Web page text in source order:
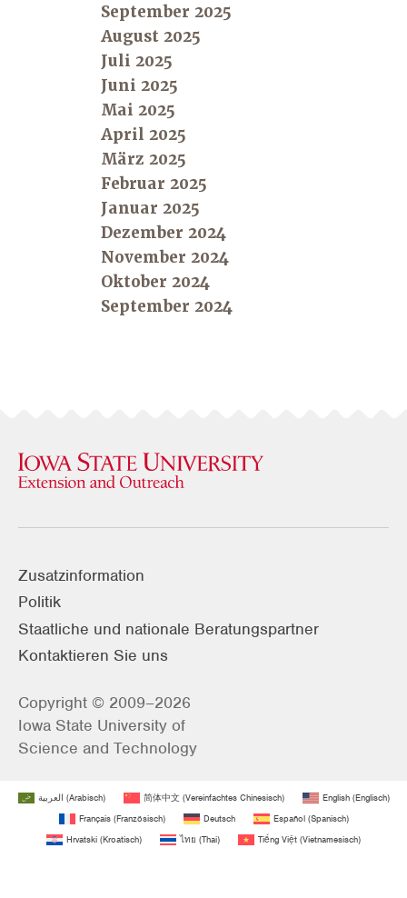
September 2025
August 2025
Juli 2025
Juni 2025
Mai 2025
April 2025
März 2025
Februar 2025
Januar 2025
Dezember 2024
November 2024
Oktober 2024
September 2024
Zusatzinformation
Politik
Staatliche und nationale Beratungspartner
Kontaktieren Sie uns
Copyright © 2009–2026
Iowa State University of
Science and Technology
العربية (Arabisch) 简体中文(Vereinfachtes Chinesisch) English(Englisch)
Français(Französisch) Deutsch Español(Spanisch)
Hrvatski (Kroatisch) ไทย (Thai) Tiếng Việt (Vietnamesisch)